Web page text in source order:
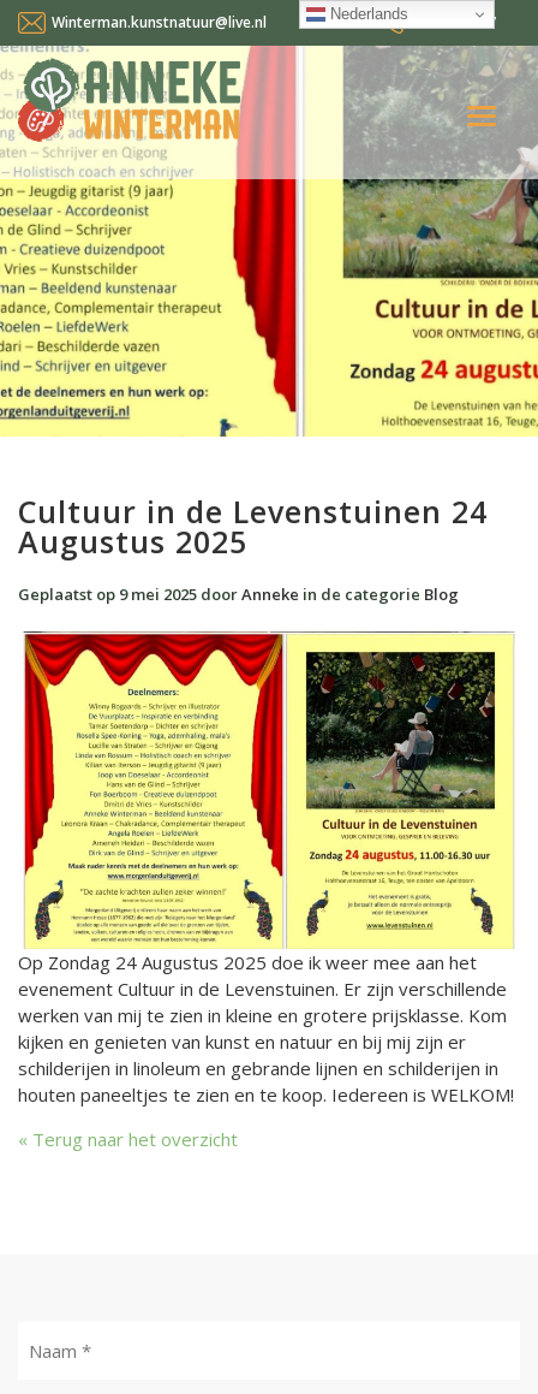
Winterman.kunstnatuur@live.nl 0641124587
Home
Over mij
Workshops en cursussen
Gallery Suncorner
Contact
Cultuur in de Levenstuinen 24
Augustus 2025
Geplaatst op 9 mei 2025 doorAnneke in de categorie Blog
Op Zondag 24 Augustus 2025 doe ik weer mee aan het
evenement Cultuur in de Levenstuinen. Er zijn verschillende
werken van mij te zien in kleine en grotere prijsklasse. Kom
kijken en genieten van kunst en natuur en bij mij zijn er
schilderijen in linoleum en gebrande lijnen en schilderijen in
houten paneeltjes te zien en te koop. Iedereen is WELKOM!
Terug naar het overzicht
Nederlands